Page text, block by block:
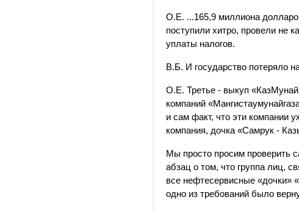
О.Е. ...165,9 миллиона
поступили хитро, провели не
уплаты налогов.
В.Б. И государство потеряло
О.Е. Третье - выкуп
компаний
и сам факт, что эти компании
компания, дочка «Самрук -
Мы просто просим проверить
абзац о том, что группа лиц,
все нефтесервисные «дочки»
одно из требований было